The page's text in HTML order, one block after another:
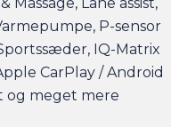
P-sensor
IQ-Matrix
CarPlay / Android
og meget mere